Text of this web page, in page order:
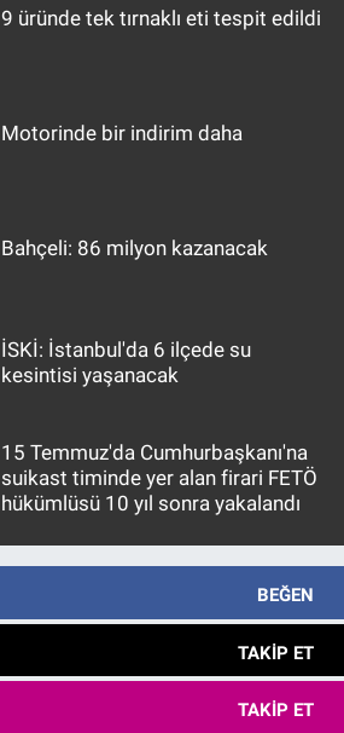
9 üründe tek tırnaklı eti tespit edildi
Motorinde bir indirim daha
Bahçeli: 86 milyon kazanacak
İSKİ: İstanbul'da 6 ilçede su
kesintisi yaşanacak
15 Temmuz'da Cumhurbaşkanı'na
suikast timinde yer alan firari FETÖ
hükümlüsü 10 yıl sonra yakalandı
BEĞEN
TAKIP ET
TAKIP ET